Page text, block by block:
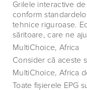
Grilele interactive
conform
tehnice riguroase.
săritoare, care ne
MultiChoice, Africa
Consider că aceste
MultiChoice, Africa
Toate fişierele EPG